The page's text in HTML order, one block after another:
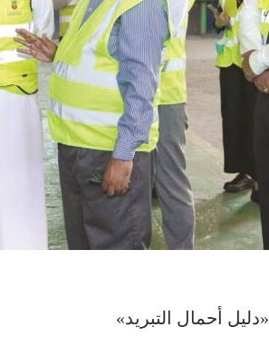
أحمال التبريد»